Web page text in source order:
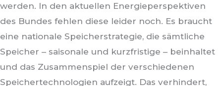
werden. In den aktuellen Energieperspektiven
des Bundes fehlen diese leider noch. Es braucht
eine nationale Speicherstrategie, die sämtliche
Speicher – saisonale und kurzfristige – beinhaltet
und das Zusammenspiel der verschiedenen
Speichertechnologien aufzeigt. Das verhindert,